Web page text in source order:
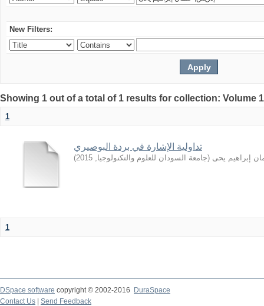
New Filters:
Showing 1 out of a total of 1 results for collection: Volume
1
تداولية الإشارة في بردة البوصيري
إبراهيم يحى (جامعة السودان للعلوم والتكنولوجيا,
2015
)
1
DSpace software copyright © 2002-2016
DuraSpace
Contact Us
Send Feedback